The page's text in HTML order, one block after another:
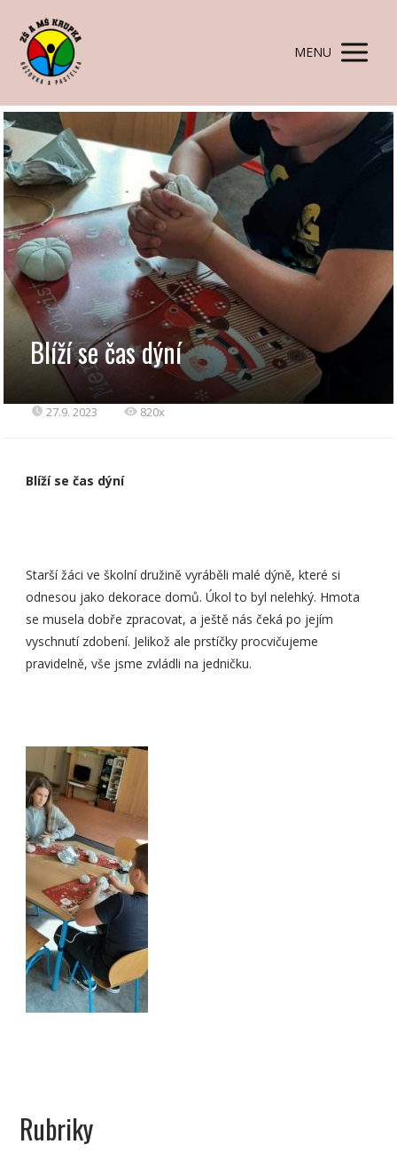
MENU
Blíží se čas dýní
27.9. 2023 820x
Blíží se čas dýní
Starší žáci ve školní družině vyráběli malé dýně, které si
odnesou jako dekorace domů. Úkol to byl nelehký. Hmota
se musela dobře zpracovat, a ještě nás čeká po jejím
vyschnutí zdobení. Jelikož ale prstíčky procvičujeme
pravidelně, vše jsme zvládli na jedničku.
Rubriky